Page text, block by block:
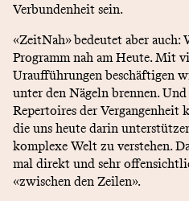
Verbundenheit sein.
«ZeitNah» bedeutet aber
Programm nah am Heute. Mit
Uraufführungen beschäftigen
unter den Nägeln brennen.
Repertoires der
die uns heute darin
komplexe Welt zu verstehen.
mal direkt und sehr
«zwischen den Zeilen».